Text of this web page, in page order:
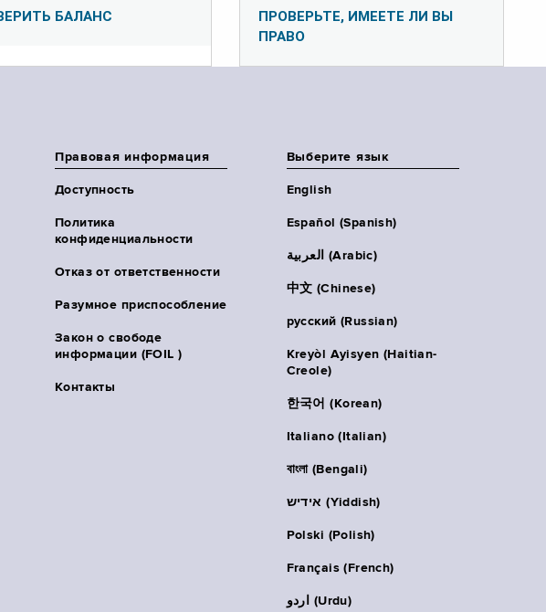
БАЛАНС
ПРОВЕРЬТЕ, ИМЕЕТЕ ЛИ ВЫ
ПРАВО
Правовая информация
Доступность
Политика
конфиденциальности
Отказ от ответственности
Разумное приспособление
Закон о свободе
информации (FOIL )
Контакты
Выберите язык
English
Español (Spanish)
العربية (Arabic)
中文 (Chinese)
русский (Russian)
Kreyòl Ayisyen (Haitian-
Creole)
한국어 (Korean)
Italiano (Italian)
বাংলা (Bengali)
אידיש (Yiddish)
Polski (Polish)
Français (French)
اردو (Urdu)